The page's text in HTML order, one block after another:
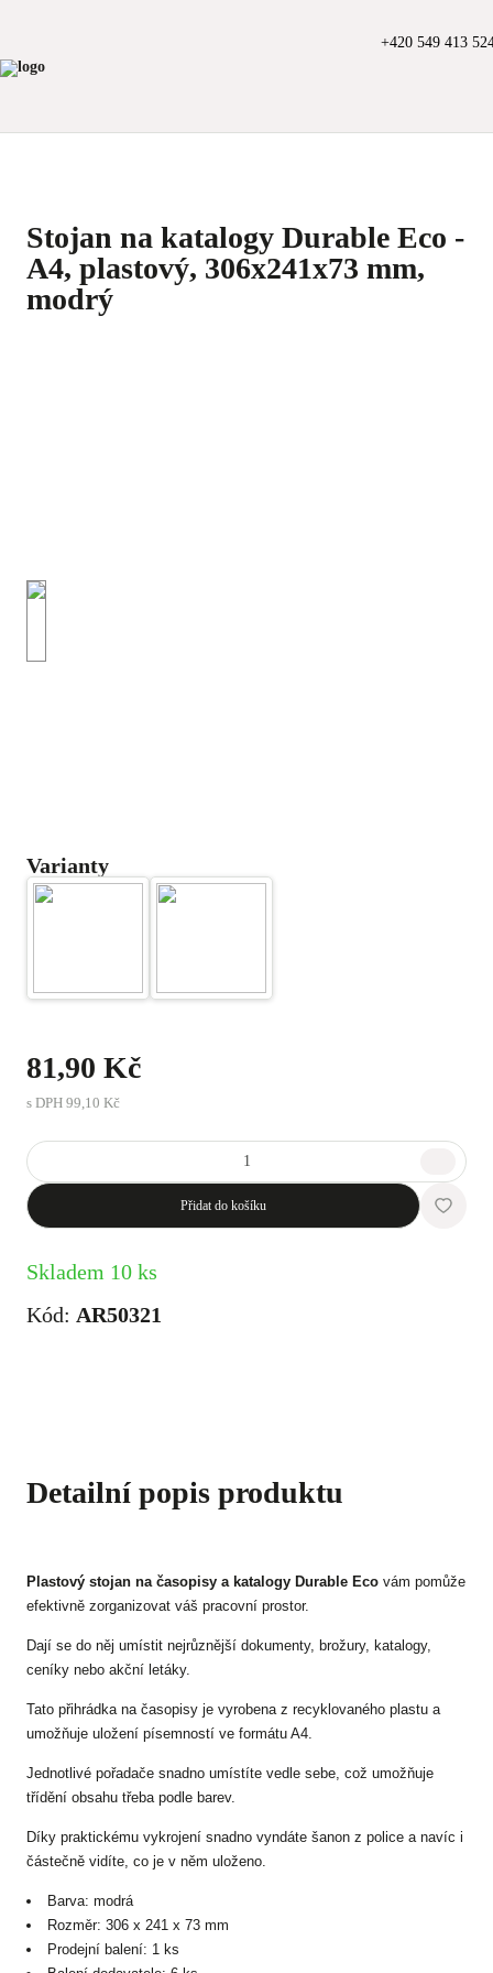
+420 549 413
Stojan na katalogy Durable Eco -
A4, plastový, 306x241x73 mm,
modrý
Varianty
81,90 Kč
s DPH 99,10 Kč
Přidat do košíku
Skladem 10 ks
Kód: AR50321
Detailní popis produktu
Plastový stojan na časopisy a katalogy Durable Eco vám pomůže
efektivně zorganizovat váš pracovní prostor.
Dají se do něj umístit nejrůznější dokumenty, brožury, katalogy,
ceníky nebo akční letáky.
Tato přihrádka na časopisy je vyrobena z recyklovaného plastu a
umožňuje uložení písemností ve formátu A4.
Jednotlivé pořadače snadno umístíte vedle sebe, což umožňuje
třídění obsahu třeba podle barev.
Díky praktickému vykrojení snadno vyndáte šanon z police a navíc i
částečně vidíte, co je v něm uloženo.
Barva: modrá
Rozměr: 306 x 241 x 73 mm
Prodejní balení: 1 ks